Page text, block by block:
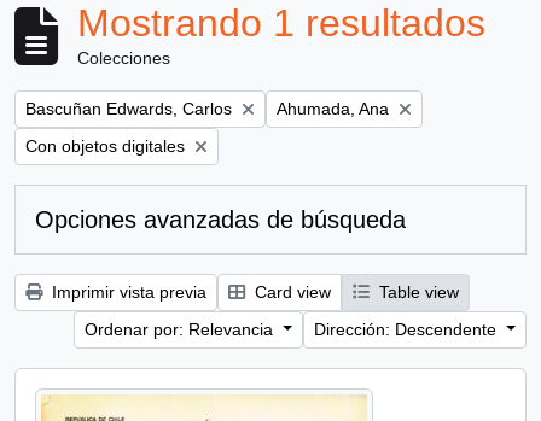
Mostrando 1 resultados
Colecciones
Remove filter:
Bascuñan Edwards, Carlos Remove filter:
Ahumada, Ana
Remove filter:
Con objetos digitales
Opciones avanzadas de búsqueda
Imprimir vista previa Card view
Table view
Ordenar por: Relevancia
Dirección: Descendente